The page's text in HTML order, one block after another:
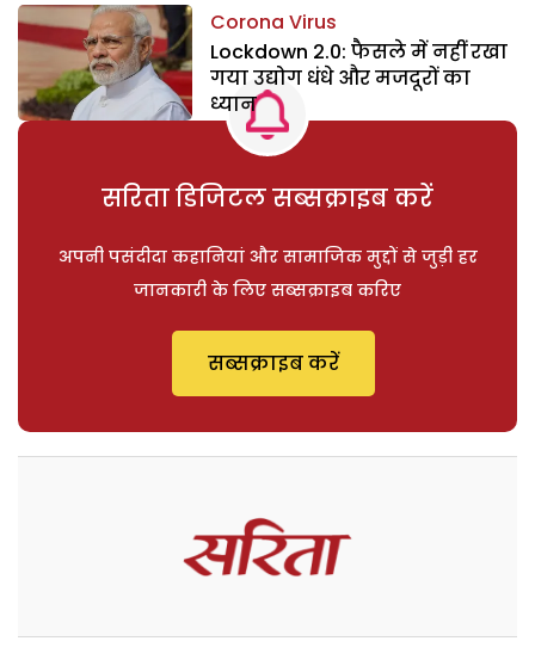
Corona Virus
Lockdown 2.0: फैसले में नहीं रखा
गया उद्योग धंधे और मजदूरों का
ध्यान
सरिता डिजिटल सब्सक्राइब करें
अपनी पसंदीदा कहानियां और सामाजिक मुद्दों से जुड़ी हर
जानकारी के लिए सब्सक्राइब करिए
सब्सक्राइब करें